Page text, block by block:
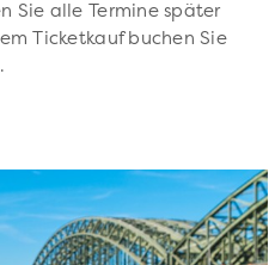
Sie alle Termine später
Ticketkauf buchen Sie